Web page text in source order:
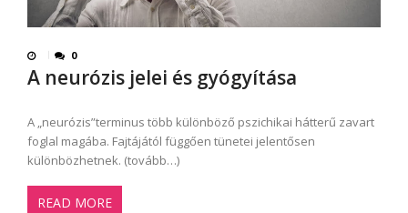
0
A neurózis jelei és gyógyítása
A „neurózis”terminus több különböző pszichikai hátterű zavart
foglal magába. Fajtájától függően tünetei jelentősen
különbözhetnek. (tovább…)
READ MORE